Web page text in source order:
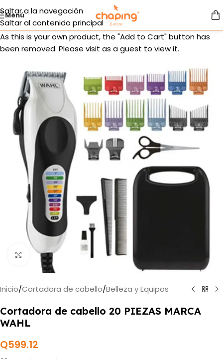
Saltar a la navegación
Saltar al contenido principal
Menú
As this is your own product, the "Add to Cart" button has
been removed. Please visit as a guest to view it.
Haga clic para ampliar
Inicio/Cortadora de cabello/Belleza y Equipos
Cortadora de cabello 20 PIEZAS MARCA
WAHL
Q599.12